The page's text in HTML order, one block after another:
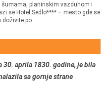
šumama, planinskim vazduhom i
se Hotel Sedlo**** – mesto gde se
po...
30. aprila 1830. godine, je bila
sa gornje strane